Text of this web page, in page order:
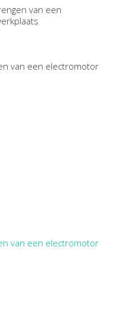
van een
van een electromotor
van een electromotor